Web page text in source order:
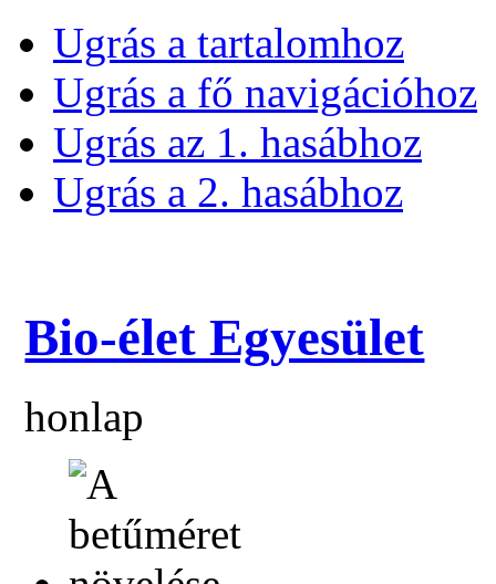
Ugrás a tartalomhoz
Ugrás a fő navigációhoz
Ugrás az 1. hasábhoz
Ugrás a 2. hasábhoz
Bio-élet Egyesület
honlap